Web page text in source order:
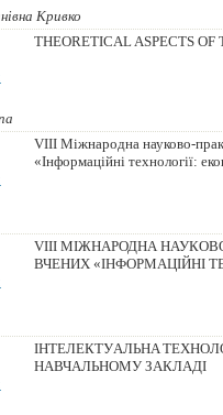
Кривко
THEORETICAL ASPECTS OF
VIII Міжнародна науково-
«Інформаційні технології:
VIII МІЖНАРОДНА
ВЧЕНИХ «ІНФОРМАЦІЙНІ
ІНТEЛEКТУAЛЬНA
НAВЧAЛЬНOМУ ЗAКЛAДІ